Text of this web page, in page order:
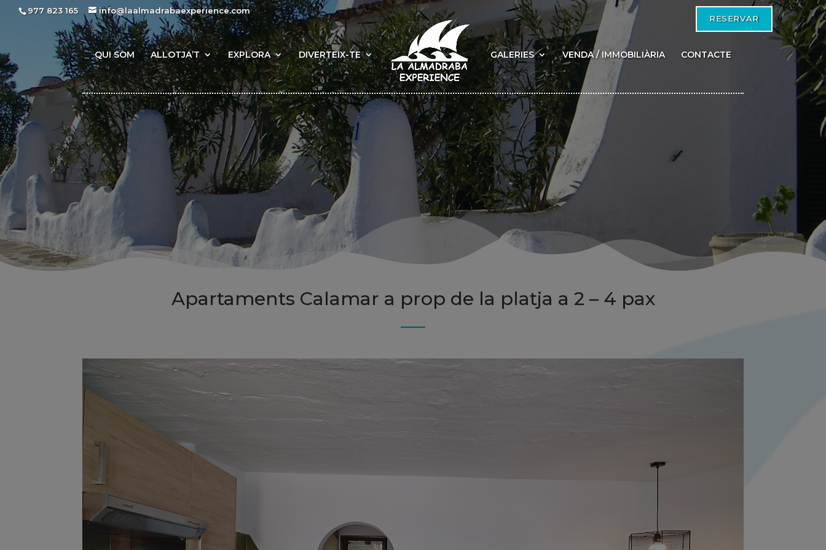
977 823 165
info@laalmadrabaexperience.com
RESERVAR
QUI SOM ALLOTJA’T EXPLORA DIVERTEIX-TE GALERIES VENDA / IMMOBILIÀRIA CONTACTE
Apartaments Calamar a prop de la platja a 2 – 4 pax